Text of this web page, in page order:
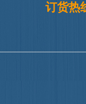
订货热